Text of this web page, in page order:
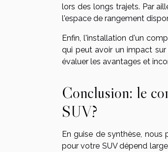
lors des longs trajets. Par
l'espace de rangement
Enfin, l'installation d'un
qui peut avoir un impact
évaluer les avantages et
Conclusion: le
SUV?
En guise de synthèse, nous
pour votre SUV dépend